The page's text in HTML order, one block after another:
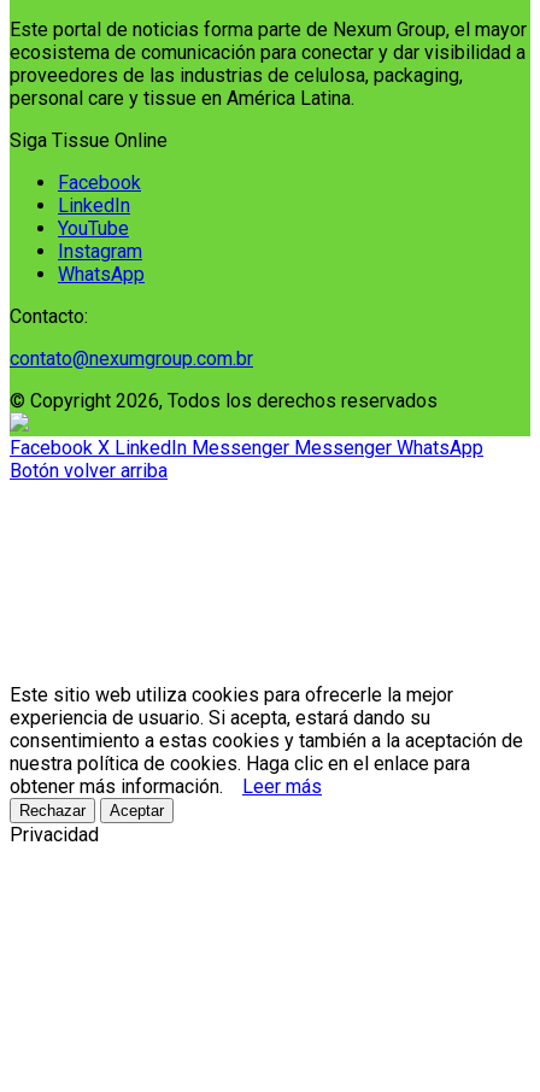
Este portal de noticias forma parte de Nexum Group, el mayor
ecosistema de comunicación para conectar y dar visibilidad a
proveedores de las industrias de celulosa, packaging,
personal care y tissue en América Latina.
Siga Tissue Online
Facebook
LinkedIn
YouTube
Instagram
WhatsApp
Contacto:
contato@nexumgroup.com.br
© Copyright 2026, Todos los derechos reservados
Facebook X LinkedIn Messenger Messenger WhatsApp
Botón volver arriba
Este sitio web utiliza cookies para ofrecerle la mejor
experiencia de usuario. Si acepta, estará dando su
consentimiento a estas cookies y también a la aceptación de
nuestra política de cookies. Haga clic en el enlace para
obtener más información. Leer más
Rechazar Aceptar
Privacidad